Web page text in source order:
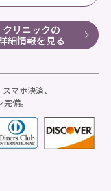
クリニックの
細情報を見る
マホ決済、
備。